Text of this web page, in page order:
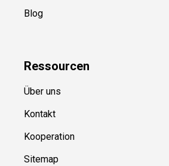
Blog
Ressourcen
Über uns
Kontakt
Kooperation
Sitemap